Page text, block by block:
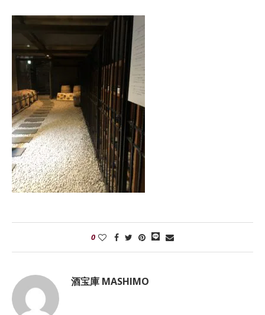
0
酒宝庫 MASHIMO